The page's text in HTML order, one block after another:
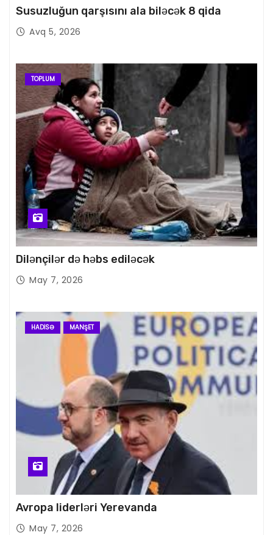
Susuzluğun qarşısını ala biləcək 8 qida
Avq 5, 2026
TOPLUM
Dilənçilər də həbs ediləcək
May 7, 2026
HADISƏ MANŞET
Avropa liderləri Yerevanda
May 7, 2026